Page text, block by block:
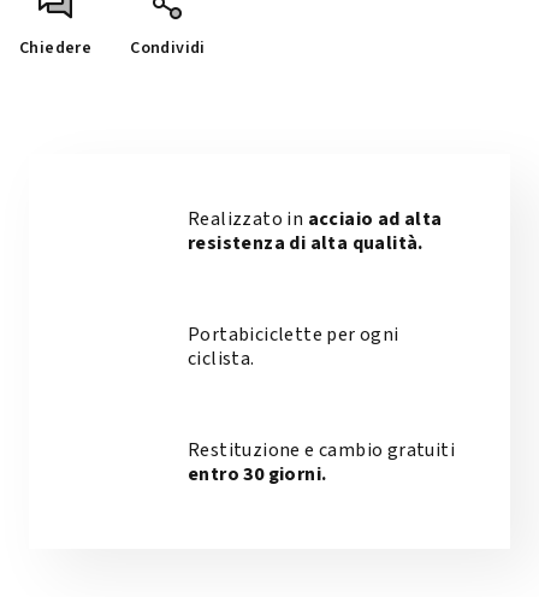
Chiedere Condividi
Realizzato in acciaio ad alta
resistenza di alta qualità.
Portabiciclette per ogni
ciclista.
Restituzione e cambio gratuiti
entro 30 giorni.